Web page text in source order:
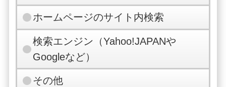
ホームページのサイト内検索
検索エンジン（Yahoo!JAPANや
Googleなど）
その他